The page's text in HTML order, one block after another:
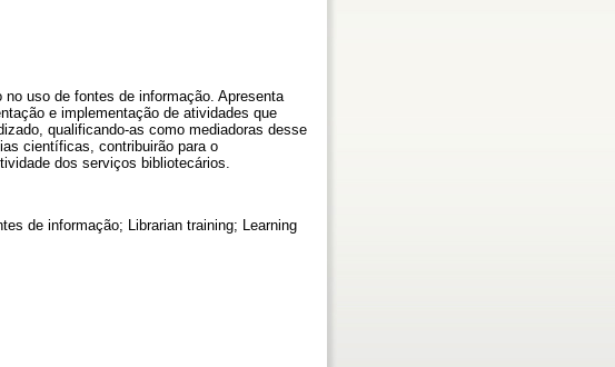
uso de fontes de informação. Apresenta
e implementação de atividades que
qualificando-as como mediadoras desse
científicas, contribuirão para o
dos serviços bibliotecários.
de informação; Librarian training; Learning